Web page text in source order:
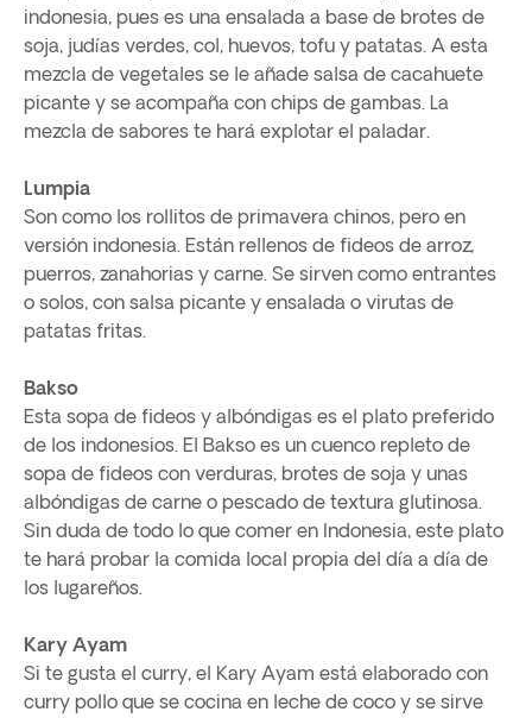
indonesia, pues es una ensalada a base de brotes de
soja, judías verdes, col, huevos, tofu y patatas. A esta
mezcla de vegetales se le añade salsa de cacahuete
picante y se acompaña con chips de gambas. La
mezcla de sabores te hará explotar el paladar.
Lumpia
Son como los rollitos de primavera chinos, pero en
versión indonesia. Están rellenos de fideos de arroz,
puerros, zanahorias y carne. Se sirven como entrantes
o solos, con salsa picante y ensalada o virutas de
patatas fritas.
Bakso
Esta sopa de fideos y albóndigas es el plato preferido
de los indonesios. El Bakso es un cuenco repleto de
sopa de fideos con verduras, brotes de soja y unas
albóndigas de carne o pescado de textura glutinosa.
Sin duda de todo lo que comer en Indonesia, este plato
te hará probar la comida local propia del día a día de
los lugareños.
Kary Ayam
Si te gusta el curry, el Kary Ayam está elaborado con
curry pollo que se cocina en leche de coco y se sirve